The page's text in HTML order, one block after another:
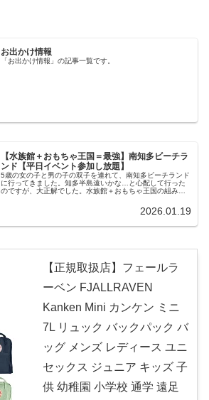
お出かけ情報
「お出かけ情報」の記事一覧です。
【水族館＋おもちゃ王国＝最強】南知多ビーチラ
ンド【平日イベント参加し放題】
5歳の女の子と男の子の双子を連れて、南知多ビーチランド
に行ってきました。知多半島遠いかな…と心配して行った
のですが、大正解でした。水族館＋おもちゃ王国の組み合
2026.01.19
【正規取扱店】フェールラ
ーベン FJALLRAVEN
Kanken Mini カンケン ミニ
7L リュック バックパック バ
ッグ メンズ レディース ユニ
セックス ジュニア キッズ 子
供 幼稚園 小学校 通学 遠足